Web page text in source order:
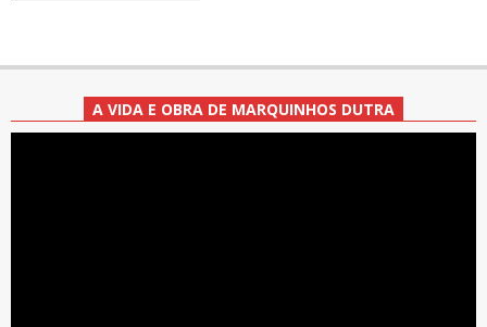
A VIDA E OBRA DE MARQUINHOS DUTRA